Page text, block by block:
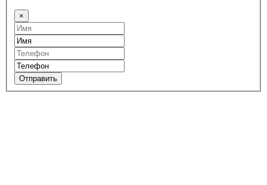
×
Отправить